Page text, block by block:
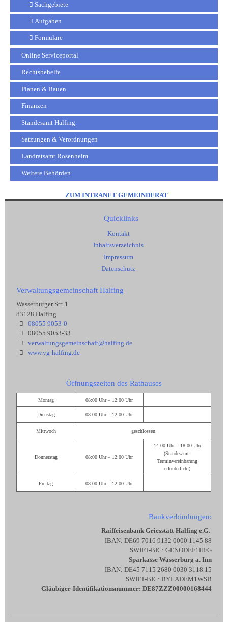
Sachgebiete
Aufgaben
Formulare
Online Serviceportal
Rechtsbehelfe
Planen & Bauen
Finanzen
Standesamt Halfing
Satzungen & Verordnungen
Landratsamt Rosenheim
Weitere Behörden
ZUM INTRANET GEMEINDERAT
Quicklinks
Kontakt
Inhaltsverzeichnis
Impressum
Datenschutz
Verwaltungsgemeinschaft Halfing
Wasserburger Str. 1
83128 Halfing
08055 9053-0
08055 9053-33
verwaltungsgemeinschaft@halfing.de
www.vg-halfing.de
Öffnungszeiten des Rathauses
Montag 08:00 Uhr – 12:00 Uhr
Dienstag 08:00 Uhr – 12:00 Uhr
Mittwoch geschlossen
Donnerstag 08:00 Uhr – 12:00 Uhr
14:00 Uhr – 18:00 Uhr
(Standesamt:
Terminvereinbarung
erforderlich!)
Freitag 08:00 Uhr – 12:00 Uhr
Bankverbindungen:
Raiffeisenbank Griesstätt-Halfing e.G.
IBAN: DE69 7016 9132 0000 1145 88
SWIFT-BIC: GENODEF1HFG
Sparkasse Wasserburg a. Inn
IBAN: DE45 7115 2680 0030 3118 15
SWIFT-BIC: BYLADEM1WSB
Gläubiger-Identifikationsnummer: DE87ZZZ00000168444